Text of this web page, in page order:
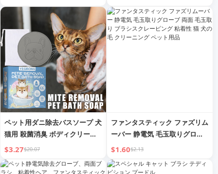
ペット用ダニ除去バスソープ 犬
猫用 殺菌消臭 ボディクリーニ
ング バス用品
$3.27$20.07
ファンタスティック ファズリム
ーバー 静電気 毛玉取りグロー
ブ 両面 毛玉取り ブラシスクレ
ーピング 粘着性 猫 犬の毛 クリ
ーニング ペット用品
$1.60$2.13